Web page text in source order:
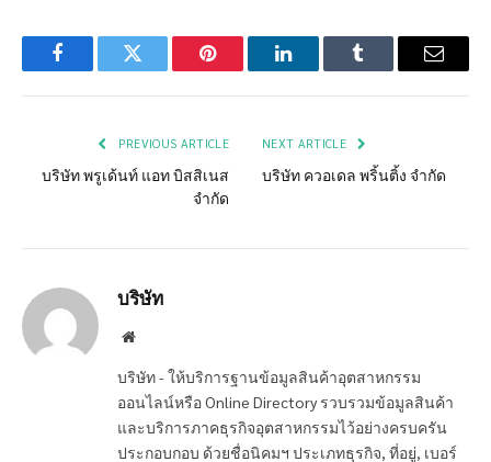
FacebookTwitter Pinterest LinkedInTumblr Email
PREVIOUS ARTICLE
บริษัท พรูเด้นท์ แอท บิสสิเนส
จำกัด
NEXT ARTICLE
บริษัท ควอเดล พริ้นติ้ง จำกัด
บริษัท
Website
บริษัท - ให้บริการฐานข้อมูลสินค้าอุตสาหกรรม
ออนไลน์หรือ Online Directory รวบรวมข้อมูลสินค้า
และบริการภาคธุรกิจอุตสาหกรรมไว้อย่างครบครัน
ประกอบกอบ ด้วยชื่อนิคมฯ ประเภทธุรกิจ, ที่อยู่, เบอร์